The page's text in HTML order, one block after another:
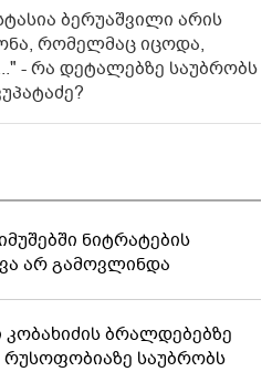
ბერუაშვილი არის
რომელმაც იცოდა,
- რა დეტალებზე საუბრობს
ნიტრატების
არ გამოვლინდა
ბრალდებებზე
რუსოფობიაზე საუბრობს